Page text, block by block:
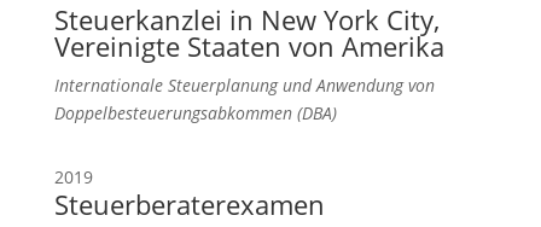
Steuerkanzlei in New York City,
Vereinigte Staaten von Amerika
Internationale Steuerplanung und Anwendung von
Doppelbesteuerungsabkommen (DBA)
2019
Steuerberaterexamen